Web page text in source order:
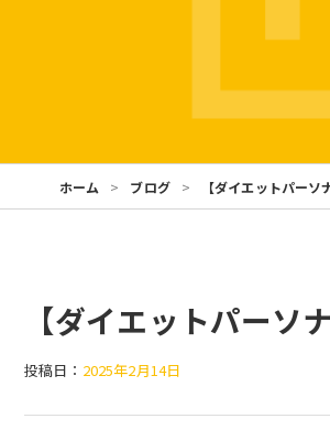
ホーム ブログ 【ダイエットパー
【ダイエットパー
投稿日： 2025年2月14日